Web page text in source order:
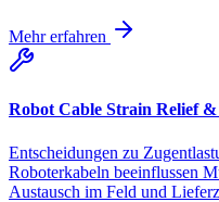
Mehr erfahren
Robot Cable Strain Relief
Entscheidungen zu
Roboterkabeln beeinflussen
Austausch im Feld und